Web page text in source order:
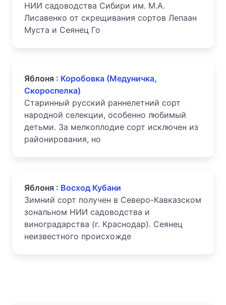
НИИ садоводства Сибири им. М.А.
Лисавенко от скрещивания сортов Лепаан
Муста и Сеянец Го
Яблоня : Коробовка (Медуничка,
Скороспелка)
Старинный русский раннелетний сорт
народной селекции, особенно любимый
детьми. За мелкоплодие сорт исключен из
районирования, но
Яблоня : Восход Кубани
Зимний сорт получен в Северо-Кавказском
зональном НИИ садоводства и
виноградарства (г. Краснодар). Сеянец
неизвестного происхожде